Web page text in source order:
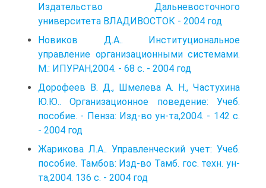
Издательство Дальневосточного
университета ВЛАДИВОСТОК - 2004 год
Новиков Д.А.. Институциональное
управление организационными системами.
М.: ИПУРАН,2004. - 68 с. - 2004 год
Дорофеев В. Д., Шмелева А. Н., Частухина
Ю.Ю.. Организационное поведение: Учеб.
пособие. - Пенза: Изд-во ун-та,2004. - 142 с.
- 2004 год
Жарикова Л.А.. Управленческий учет: Учеб.
пособие. Тамбов: Изд-во Тамб. гос. техн. ун-
та,2004. 136 с. - 2004 год